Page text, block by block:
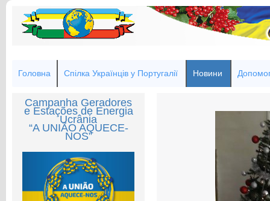
Головна Спілка Українців у Португалії Новини
Campanha Geradores
e Estações de Energia
Ucrânia
“A UNIÃO AQUECE-
NOS”